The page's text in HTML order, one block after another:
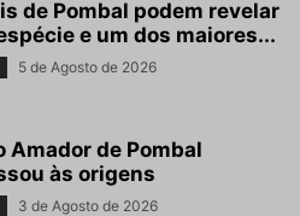
de Pombal podem revelar
e um dos maiores...
5 de Agosto de 2026
Amador de Pombal
às origens
3 de Agosto de 2026